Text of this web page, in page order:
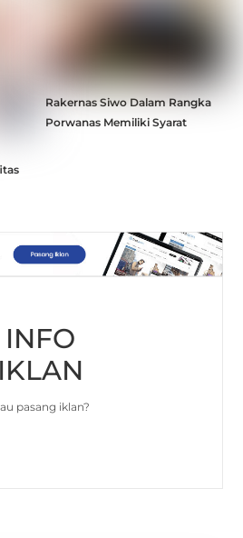
Rakernas Siwo Dalam Rangka
Porwanas Memiliki Syarat
INFO
IKLAN
pasang iklan?